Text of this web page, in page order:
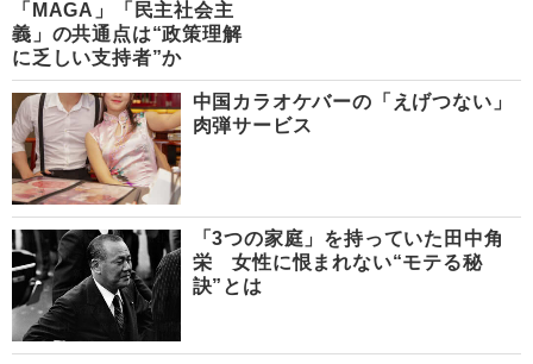
「MAGA」「民主社会主
義」の共通点は“政策理解
に乏しい支持者”か
中国カラオケバーの「えげつない」
肉弾サービス
「3つの家庭」を持っていた田中角
栄 女性に恨まれない“モテる秘
訣”とは